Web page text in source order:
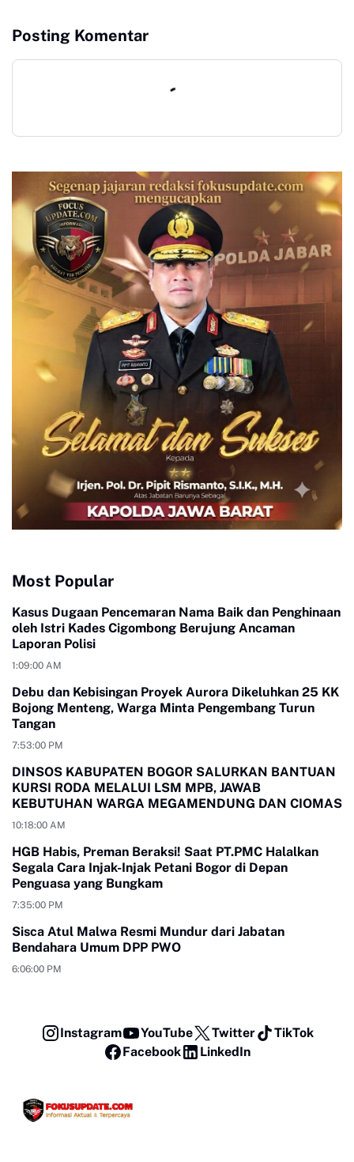
Posting Komentar
Most Popular
Kasus Dugaan Pencemaran Nama Baik dan Penghinaan
oleh Istri Kades Cigombong Berujung Ancaman
Laporan Polisi
1:09:00 AM
Debu dan Kebisingan Proyek Aurora Dikeluhkan 25 KK
Bojong Menteng, Warga Minta Pengembang Turun
Tangan
7:53:00 PM
DINSOS KABUPATEN BOGOR SALURKAN BANTUAN
KURSI RODA MELALUI LSM MPB, JAWAB
KEBUTUHAN WARGA MEGAMENDUNG DAN CIOMAS
10:18:00 AM
HGB Habis, Preman Beraksi! Saat PT.PMC Halalkan
Segala Cara Injak-Injak Petani Bogor di Depan
Penguasa yang Bungkam
7:35:00 PM
Sisca Atul Malwa Resmi Mundur dari Jabatan
Bendahara Umum DPP PWO
6:06:00 PM
Instagram YouTube Twitter
TikTok
Facebook
LinkedIn